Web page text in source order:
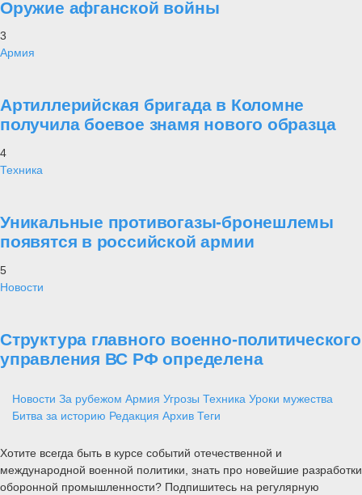
Оружие афганской войны
3
Армия
Артиллерийская бригада в Коломне
получила боевое знамя нового образца
4
Техника
Уникальные противогазы-бронешлемы
появятся в российской армии
5
Новости
Структура главного военно-политического
управления ВС РФ определена
Новости За рубежом Армия Угрозы Техника Уроки мужества
Битва за историю Редакция Архив Теги
Хотите всегда быть в курсе событий отечественной и
международной военной политики, знать про новейшие разработки
оборонной промышленности? Подпишитесь на регулярную